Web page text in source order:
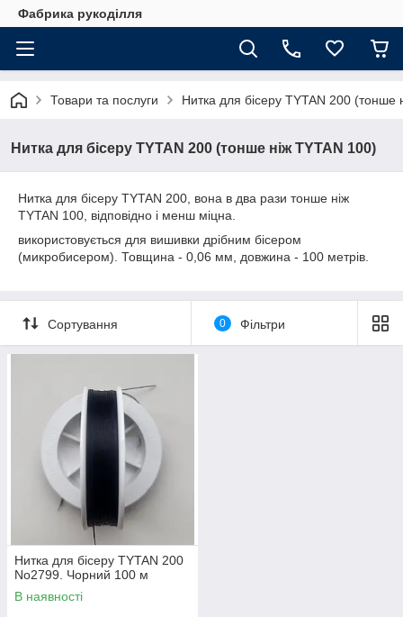
Фабрика рукоділля
Товари та послуги Нитка для бісеру ТYTAN 200 (тонше
Нитка для бісеру ТYTAN 200 (тонше ніж TYTAN 100)
Нитка для бісеру ТYTAN 200, вона в два рази тонше ніж
ТYTAN 100, відповідно і менш міцна.
використовується для вишивки дрібним бісером
(микробисером). Товщина - 0,06 мм, довжина - 100 метрів.
Сортування 0 Фільтри
Нитка для бісеру TYTAN 200
No2799. Чорний 100 м
В наявності